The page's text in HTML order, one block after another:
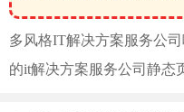
多风格IT解决方案服务公
的it解决方案服务公司静态